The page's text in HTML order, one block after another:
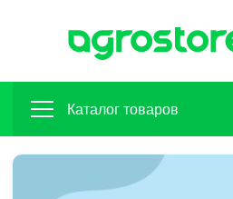
Каталог товаров
Плодовые кустарники